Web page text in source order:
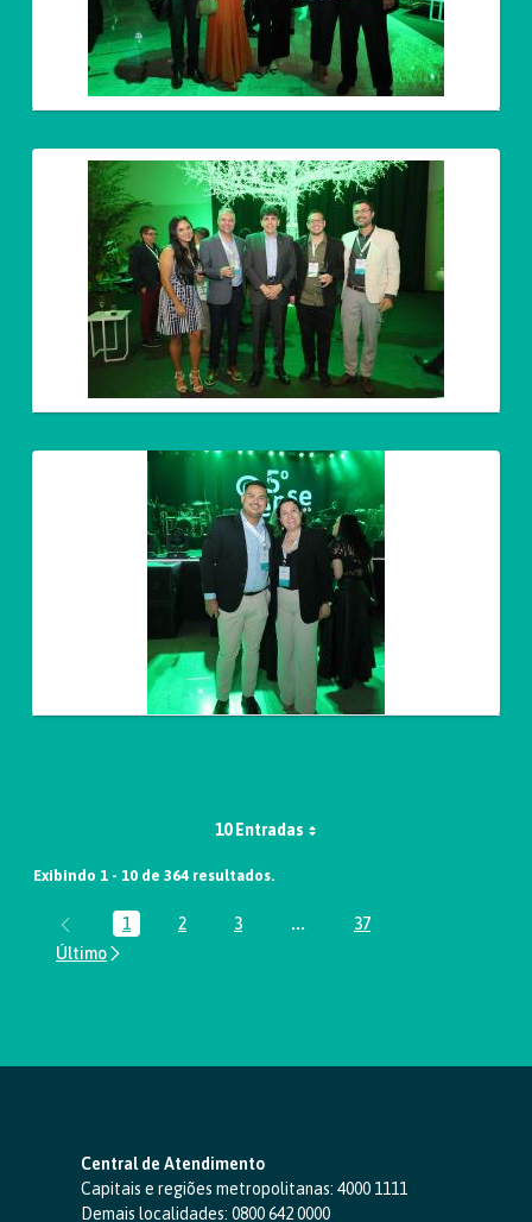
10 Entradas
Exibindo 1 - 10 de 364 resultados.
Página
1 Página
2 Página
3 ...Páginas intermediárias Usar
Página
37
Central de Atendimento
Capitais e regiões metropolitanas: 4000 1111
Demais localidades: 0800 642 0000